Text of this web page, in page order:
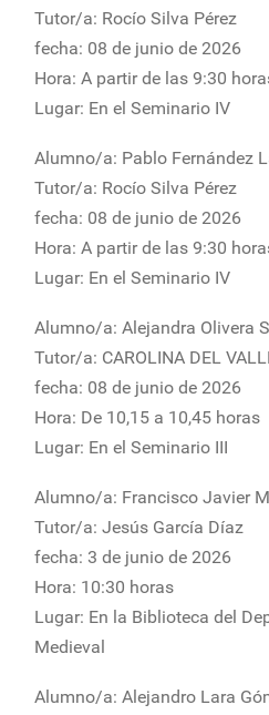
Tutor/a: Rocío Silva Pérez
fecha: 08 de junio de 2026
Hora: A partir de las 9:30
Lugar: En el Seminario IV
Alumno/a: Pablo Fernández
Tutor/a: Rocío Silva Pérez
fecha: 08 de junio de 2026
Hora: A partir de las 9:30
Lugar: En el Seminario IV
Alumno/a: Alejandra Olivera
Tutor/a: CAROLINA DEL
fecha: 08 de junio de 2026
Hora: De 10,15 a 10,45 horas
Lugar: En el Seminario III
Alumno/a: Francisco Javier
Tutor/a: Jesús García Díaz
fecha: 3 de junio de 2026
Hora: 10:30 horas
Lugar: En la Biblioteca del
Medieval
Alumno/a: Alejandro Lara